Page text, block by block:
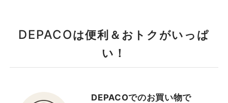
DEPACOは便利＆おトクがいっぱ
い！
DEPACOでのお買い物で